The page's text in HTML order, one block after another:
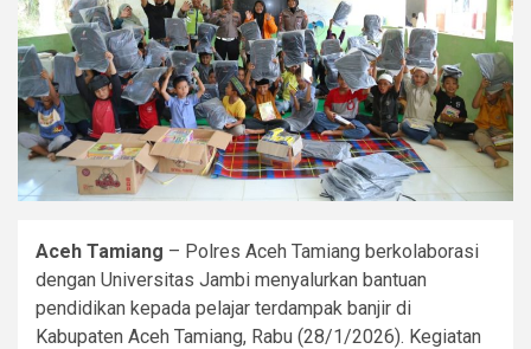
Aceh Tamiang – Polres Aceh Tamiang berkolaborasi
dengan Universitas Jambi menyalurkan bantuan
pendidikan kepada pelajar terdampak banjir di
Kabupaten Aceh Tamiang, Rabu (28/1/2026). Kegiatan